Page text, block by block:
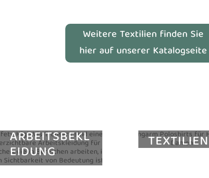
Weitere Textilien finden Sie
hier auf unserer Katalogseite
ARBEITSBEKL
EIDUNG TEXTILIEN